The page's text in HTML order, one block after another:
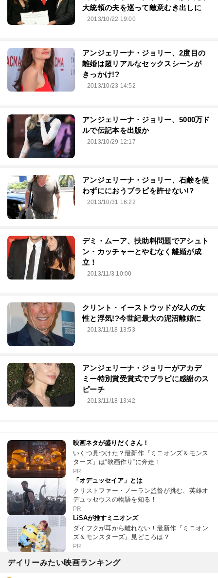
大統領の夫を巡って敵意むき出しに
2013/10/22 19:00
アンジェリーナ・ジョリー、2度目の
離婚は超リアルなセックスシーンが
きっかけ!?
2013/10/23 14:52
アンジェリーナ・ジョリー、5000万ド
ルで伝記本を出版か
2013/10/29 12:17
アンジェリーナ・ジョリー、石鹸を使
わずににおうブラピを許せない!?
2013/10/31 16:22
デミ・ムーア、扶助料問題でアシュト
ン・カッチャーとやむなく離婚が成
立！
2013/11/3 10:00
クリント・イーストウッドが2人の女
性と浮気!?今世紀最大の泥沼離婚に
2013/11/18 13:53
アンジェリーナ・ジョリーがアカデ
ミー特別賞受賞式でブラピに感謝のス
ピーチ
2013/11/18 13:42
映画ネタが盛りだくさん！
いくつ見つけた？最新作『ミニオンズ＆モンス
ターズ』は“映画作り”に奔走！
PR
「オデュッセイア」とは
クリストファー・ノーラン監督が挑む、英雄オ
デュッセウスの物語を知る！
PR
LiSAが推すミニオンズ
ダイフクが耳から離れない！最新作『ミニオン
ズ＆モンスターズ』見どころは？
PR
デイリーみたい映画ランキング